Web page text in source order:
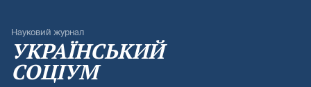
Науковий журнал
УКРАЇНСЬКИЙ
СОЦІУМ